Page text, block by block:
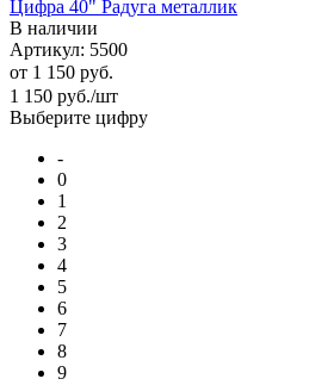
Цифра 40" Радуга металлик
В наличии
Артикул: 5500
от 1 150 руб.
1 150 руб./шт
Выберите цифру
-
0
1
2
3
4
5
6
7
8
9